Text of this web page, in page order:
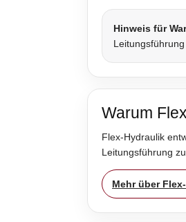
Hinweis für
Warum
Flex-Hydraulik
Leitungsführung
Mehr über